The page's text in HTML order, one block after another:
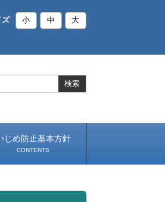
ズ 小 中 大
じめ防止基本方針
CONTENTS